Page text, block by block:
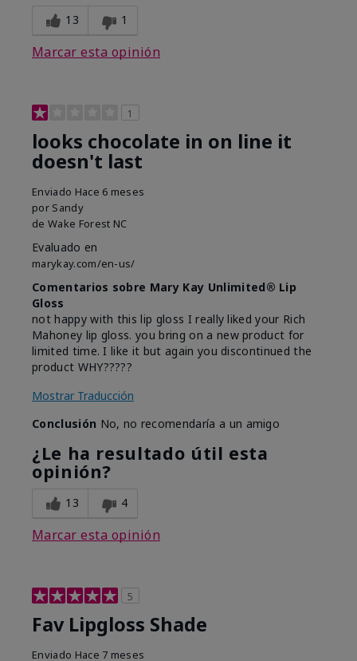
13 1
Marcar esta opinión
1
looks chocolate in on line it
doesn't last
Enviado Hace 6 meses
por Sandy
de Wake Forest NC
Evaluado en
marykay.com/en-us/
Comentarios sobre Mary Kay Unlimited® Lip
Gloss
not happy with this lip gloss I really liked your Rich
Mahoney lip gloss. you bring on a new product for
limited time. I like it but again you discontinued the
product WHY?????
Mostrar Traducción
Conclusión No, no recomendaría a un amigo
¿Le ha resultado útil esta
opinión?
13 4
Marcar esta opinión
5
Fav Lipgloss Shade
Enviado Hace 7 meses